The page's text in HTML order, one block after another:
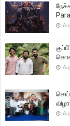
விழா